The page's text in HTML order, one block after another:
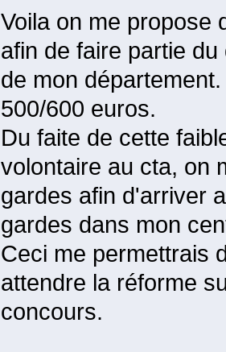
Voila on me propose
afin de faire partie
de mon
500/600 euros.
Du faite de cette
volontaire au cta, on
gardes afin d'arriver
gardes dans mon
Ceci me permettrais
attendre la réforme
concours.